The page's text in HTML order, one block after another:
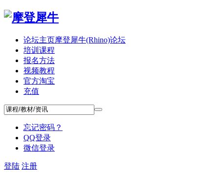
论坛主页摩登犀牛(Rhino)论坛
培训课程
报名方法
视频教程
官方淘宝
充值
忘记密码？
QQ登录
微信登录
登陆 注册